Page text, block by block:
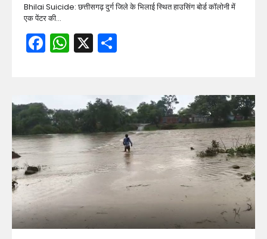
Bhilai Suicide: छत्तीसगढ़ दुर्ग जिले के भिलाई स्थित हाउसिंग बोर्ड कॉलोनी में
एक पेंटर की…
Facebook
WhatsApp
X